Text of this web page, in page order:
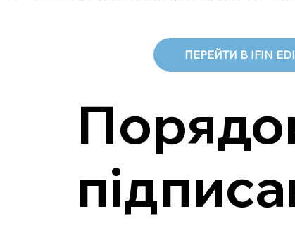
ПЕРЕЙТИ В IFIN EDI